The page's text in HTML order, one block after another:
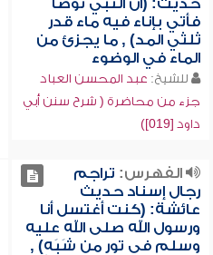
حديث: (أن النبي توضأ
فأتي بإناء فيه ماء قدر
ثلثي المد) , ما يجزئ من
الماء في الوضوء
للشيخ: عبد المحسن العباد
جزء من محاضرة ( شرح سنن أبي
داود [019])
الفهرس: تراجم
رجال إسناد حديث
عائشة: (كنت أغتسل أنا
ورسول الله صلى الله عليه
وسلم في تور من شَبَهٍ) ,